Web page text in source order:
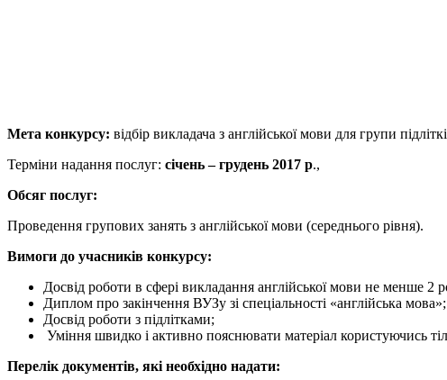
Мета конкурсу: відбір викладача з англійської мови для групи
Терміни надання послуг: січень – грудень 2017 р.,
Обсяг послуг:
Проведення групових занять з англійської мови (середнього рівня).
Вимоги до учасників конкурсу:
Досвід роботи в сфері викладання англійської мови не менше 2
Диплом про закінчення ВУЗу зі спеціальності «англійська мова»;
Досвід роботи з підлітками;
Уміння швидко і активно пояснювати матеріал користуючись
Перелік документів, які необхідно надати: